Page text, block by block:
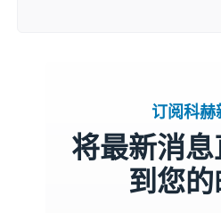
订阅科
将最新消
到您